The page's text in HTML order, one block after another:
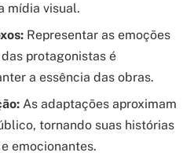
mídia visual.
Representar as emoções
protagonistas é
a essência das obras.
As adaptações aproximam
tornando suas histórias
emocionantes.